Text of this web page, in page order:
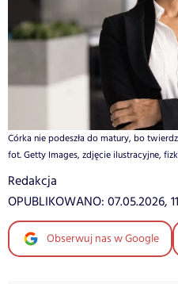
Córka nie podeszła do matury, bo
fot. Getty Images, zdjęcie ilustracyjne,
Redakcja
OPUBLIKOWANO: 07.05.2026,
Obserwuj nas w Google